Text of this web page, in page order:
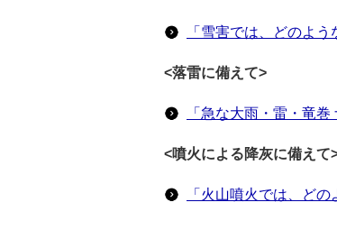
「雪害では、どのよ
<落雷に備えて>
「急な大雨・雷・竜
<噴火による降灰に備えて
「火山噴火では、ど